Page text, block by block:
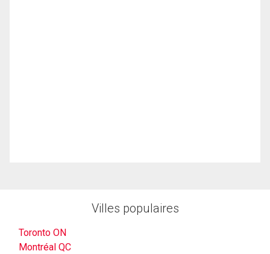
Villes populaires
Toronto ON
Montréal QC